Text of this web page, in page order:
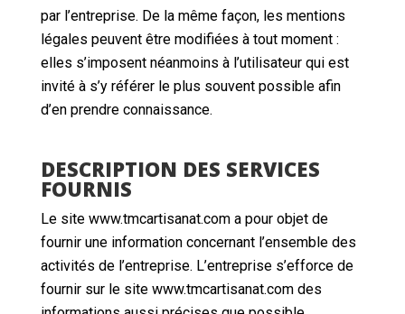
par l’entreprise. De la même façon, les mentions
légales peuvent être modifiées à tout moment :
elles s’imposent néanmoins à l’utilisateur qui est
invité à s’y référer le plus souvent possible afin
d’en prendre connaissance.
DESCRIPTION DES SERVICES
FOURNIS
Le site www.tmcartisanat.com a pour objet de
fournir une information concernant l’ensemble des
activités de l’entreprise. L’entreprise s’efforce de
fournir sur le site www.tmcartisanat.com des